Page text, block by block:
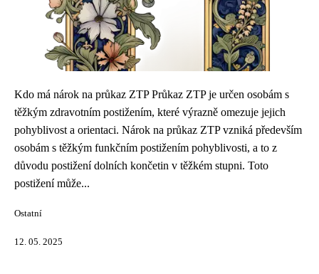
Kdo má nárok na průkaz ZTP Průkaz ZTP je určen osobám s
těžkým zdravotním postižením, které výrazně omezuje jejich
pohyblivost a orientaci. Nárok na průkaz ZTP vzniká především
osobám s těžkým funkčním postižením pohyblivosti, a to z
důvodu postižení dolních končetin v těžkém stupni. Toto
postižení může...
Ostatní
12. 05. 2025